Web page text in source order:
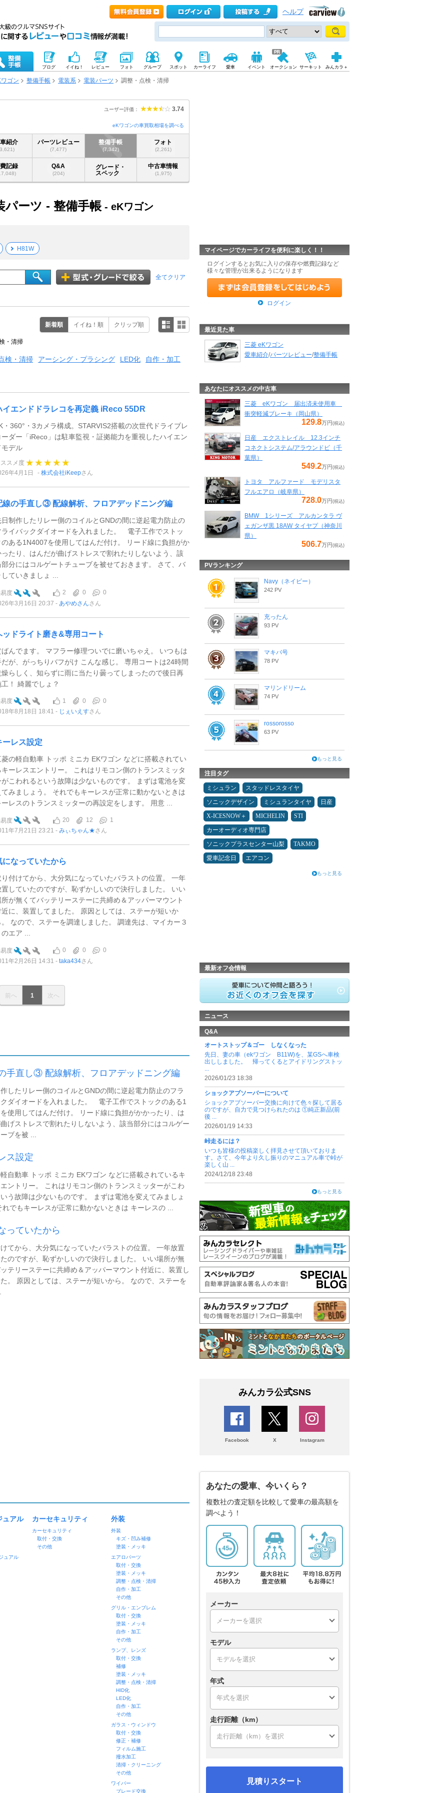
ヘルプ
ブログ イイね！ レビュー フォト グループ スポット カーライフ 愛車 イベント オークション サーキット みんカラ＋
ゴン 整備手帳 電装系 電装パーツ 調整・点検・清掃
ユーザー評価： 3.74
eKワゴンの車買取相場を調べる
紹介 パーツレビュー
(7,477)
整備手帳
(7,342)
フォト
(2,261)
記録 Q&A
(204)
グレード・
スペック
中古車情報
(1,975)
パーツ - 整備手帳 - eKワゴン
H81W
全てクリア
新着順 イイね！順 クリップ順
・清掃
検・清掃 アーシング・プラシング LED化 自作・加工
イエンドドラレコを再定義 iReco 55DR
・360°・3カメラ構成。STARVIS2搭載の次世代ドライブレ
ーダー「iReco」は駐車監視・証拠能力を重視したハイエン
モデル
スメ度
年4月1日
株式会社iKeepさん
線の手直し③ 配線解析、フロアデッドニング編
日制作したリレー側のコイルとGNDの間に逆起電力防止の
ライバックダイオードを入れました。 電子工作でストッ
のある1N4007を使用してはんだ付け。 リード線に負担がか
ったり、はんだが曲げストレスで割れたりしないよう、該
部分にはコルゲートチューブを被せておきます。 さて、バ
していきましょ ...
度 2 0
0
年3月16日 20:37
あやめさんさん
ッドライト磨き&専用コート
ばんでます。 マフラー修理ついでに磨いちゃえ。 いつもは
だが、がっちりバフがけ こんな感じ。 専用コートは24時間
燥らしく、知らずに雨に当たり曇ってしまったので後日再
工！ 綺麗でしょ？
度 1 0
0
年8月18日 18:41
じぇいえすさん
ーレス設定
菱の軽自動車 トッポ ミニカ EKワゴン などに搭載されてい
キーレスエントリー。 これはリモコン側のトランスミッタ
がこわれるという故障は少ないものです。 まずは電池を変
てみましょう。 それでもキーレスが正常に動かないときは
ーレスのトランスミッターの再設定をします。 用意 ...
度 20 12
1
年7月21日 23:21
みぃちゃん★さん
になっていたから
り付けてから、大分気になっていたバラストの位置。 一年
置していたのですが、恥ずかしいので決行しました。 いい
所が無くてバッテリーステーに共締め＆アッパーマウント
近に、装置してました。 原因としては、ステーが短いか
。 なので、ステーを調達しました。 調達先は、マイカー３
のエア ...
度 0 0
0
年2月26日 14:31
taka434さん
前へ 1 次へ
手直し③ 配線解析、フロアデッドニング編
したリレー側のコイルとGNDの間に逆起電力防止のフラ
ダイオードを入れました。 電子工作でストックのある1
使用してはんだ付け。 リード線に負担がかかったり、は
げストレスで割れたりしないよう、該当部分にはコルゲー
ブを被 ...
ス設定
自動車 トッポ ミニカ EKワゴン などに搭載されているキ
ントリー。 これはリモコン側のトランスミッターがこわ
う故障は少ないものです。 まずは電池を変えてみましょ
れでもキーレスが正常に動かないときは キーレスの ...
っていたから
てから、大分気になっていたバラストの位置。 一年放置
のですが、恥ずかしいので決行しました。 いい場所が無
テリーステーに共締め＆アッパーマウント付近に、装置し
。 原因としては、ステーが短いから。 なので、ステーを
ュアル
ュアル
カーセキュリティ
カーセキュリティ
取付・交換
その他
外装
外装
キズ・凹み補修
塗装・メッキ
エアロパーツ
取付・交換
塗装・メッキ
調整・点検・清掃
自作・加工
その他
グリル・エンブレム
取付・交換
塗装・メッキ
自作・加工
その他
ランプ、レンズ
取付・交換
補修
塗装・メッキ
調整・点検・清掃
HID化
LED化
自作・加工
その他
ガラス・ウィンドウ
取付・交換
修正・補修
フィルム施工
撥水加工
清掃・クリーニング
その他
ワイパー
ブレード交換
マイページでカーライフを便利に楽しく！！
ログインするとお気に入りの保存や燃費記録など
様々な管理が出来るようになります
ログイン
最近見た車
三菱 eKワゴン
愛車紹介/パーツレビュー/整備手帳
あなたにオススメの中古車
三菱 eKワゴン 届出済未使用車
衝突軽減ブレーキ（岡山県）
129.8万円 (税込)
日産 エクストレイル 12.3インチ
コネクトシステム/アラウンドビ（千
葉県）
549.2万円 (税込)
トヨタ アルファード モデリスタ
フルエアロ（岐阜県）
728.0万円 (税込)
BMW 1シリーズ アルカンタラ ヴ
ェガンザ黒 18AW タイヤプ（神奈川
県）
506.7万円 (税込)
PVランキング
Navy（ネイビー）
242 PV
充ったん
93 PV
マキバ号
78 PV
マリンドリーム
74 PV
rossorosso
63 PV
もっと見る
注目タグ
ミシュラン
スタッドレスタイヤ
ソニックデザイン
ミシュランタイヤ
日産
X-ICESNOW＋
MICHELIN
STI
カーオーディオ専門店
ソニックプラスセンター山梨
TAKMO
愛車記念日
エアコン
もっと見る
最新オフ会情報
ニュース
Q&A
オートストップ＆ゴー しなくなった
先日、妻の車（ekワゴン B11W)を、某GSへ車検
出ししました。 帰ってくるとアイドリングストッ
...
2026/01/23 18:38
ショックアブソーバーについて
ショックアブソーバー交換に向けて色々探して居る
のですが、自力で見つけられたのは ①純正新品(前
後 ...
2026/01/19 14:33
峠走るには？
いつも皆様の投稿楽しく拝見させて頂いておりま
す。さて、今年より久し振りのマニュアル車で峠が
楽しく山 ...
2024/12/18 23:48
もっと見る
みんカラ公式SNS
Facebook X Instagram
あなたの愛車、今いくら？
複数社の査定額を比較して愛車の最高額を
調べよう！
メーカー
モデル
年式
走行距離（km）
見積りスタート